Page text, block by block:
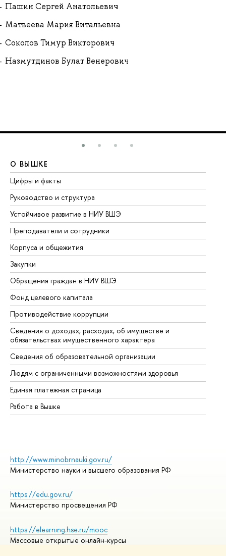
Пашин Сергей Анатольевич
Матвеева Мария Витальевна
Соколов Тимур Викторович
Назмутдинов Булат Венерович
О ВЫШКЕ
Цифры и факты
Руководство и структура
Устойчивое развитие в НИУ ВШЭ
Преподаватели и сотрудники
Корпуса и общежития
Закупки
Обращения граждан в НИУ ВШЭ
Фонд целевого капитала
Противодействие коррупции
Сведения о доходах, расходах, об имуществе и
обязательствах имущественного характера
Сведения об образовательной организации
Людям с ограниченными возможностями здоровья
Единая платежная страница
Работа в Вышке
http://www.minobrnauki.gov.ru/
Министерство науки и высшего образования РФ
https://edu.gov.ru/
Министерство просвещения РФ
https://elearning.hse.ru/mooc
Массовые открытые онлайн-курсы